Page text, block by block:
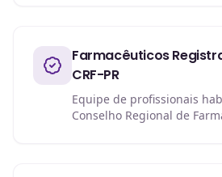
Farmacêuticos
CRF-PR
Equipe de profissionais
Conselho Regional de